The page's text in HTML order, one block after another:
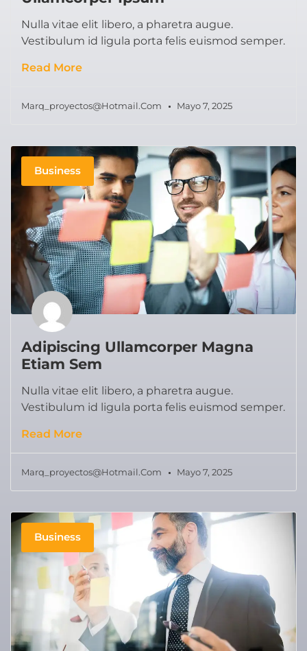
Nulla vitae elit libero, a pharetra augue.
Vestibulum id ligula porta felis euismod semper.
Read More
Marq_proyectos@hotmail.com Mayo 7, 2025
Business
Adipiscing Ullamcorper Magna
Etiam Sem
Nulla vitae elit libero, a pharetra augue.
Vestibulum id ligula porta felis euismod semper.
Read More
Marq_proyectos@hotmail.com Mayo 7, 2025
Business